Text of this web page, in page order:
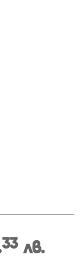
33 лв.